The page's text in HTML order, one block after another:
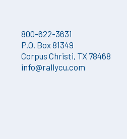
800-622-3631
P.O. Box 81349
Corpus Christi, TX 78468
info@rallycu.com